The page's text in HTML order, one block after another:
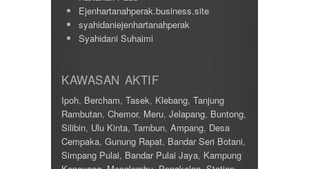
Ejenhartanahperak.business.site
syahidaniejenhartanahperak
Syahidani Suhaimi
KAWASAN AKTIF
Ipoh,Bercham,Tasek,Klebang,Tanjung
Rambutan,Chemor,Meru,Jelapang,Buntong,
Silibin,Ulu Kinta,Tambun,Ampang,Desa
Cempaka, Gunung Rapat,Bandar Seri Botani,
Simpang Pulai,Bandar Pulai Jaya,Kampung